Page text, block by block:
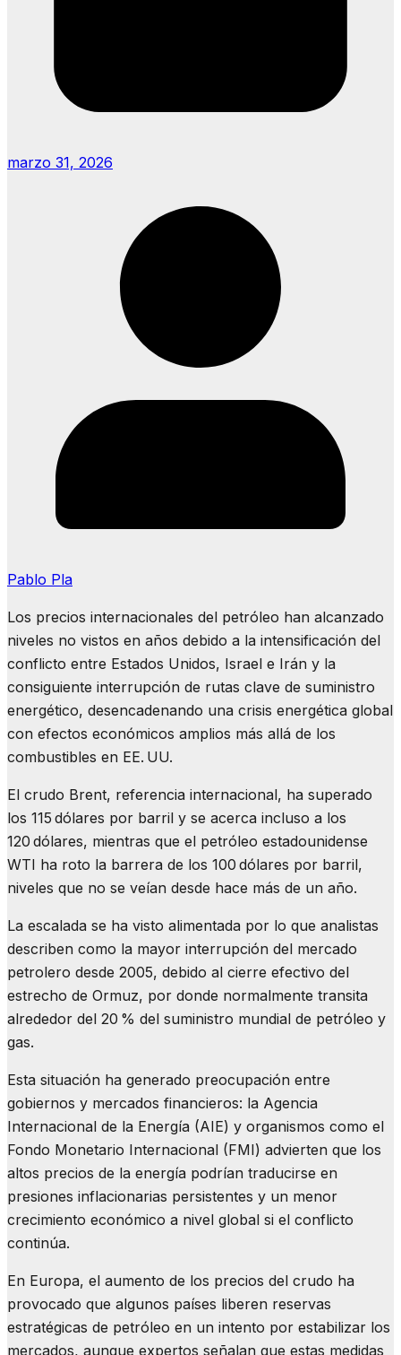
marzo 31, 2026
Pablo Pla
Los precios internacionales del petróleo han alcanzado
niveles no vistos en años debido a la intensificación del
conflicto entre Estados Unidos, Israel e Irán y la
consiguiente interrupción de rutas clave de suministro
energético, desencadenando una crisis energética global
con efectos económicos amplios más allá de los
combustibles en EE. UU.
El crudo Brent, referencia internacional, ha superado
los 115 dólares por barril y se acerca incluso a los
120 dólares, mientras que el petróleo estadounidense
WTI ha roto la barrera de los 100 dólares por barril,
niveles que no se veían desde hace más de un año.
La escalada se ha visto alimentada por lo que analistas
describen como la mayor interrupción del mercado
petrolero desde 2005, debido al cierre efectivo del
estrecho de Ormuz, por donde normalmente transita
alrededor del 20 % del suministro mundial de petróleo y
gas.
Esta situación ha generado preocupación entre
gobiernos y mercados financieros: la Agencia
Internacional de la Energía (AIE) y organismos como el
Fondo Monetario Internacional (FMI) advierten que los
altos precios de la energía podrían traducirse en
presiones inflacionarias persistentes y un menor
crecimiento económico a nivel global si el conflicto
continúa.
En Europa, el aumento de los precios del crudo ha
provocado que algunos países liberen reservas
estratégicas de petróleo en un intento por estabilizar los
mercados, aunque expertos señalan que estas medidas